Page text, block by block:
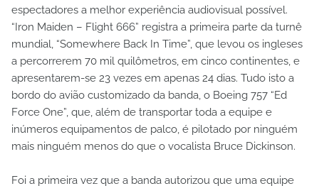
espectadores a melhor experiência audiovisual possível.
“Iron Maiden – Flight 666” registra a primeira parte da turnê
mundial, “Somewhere Back In Time”, que levou os ingleses
a percorrerem 70 mil quilômetros, em cinco continentes, e
apresentarem-se 23 vezes em apenas 24 dias. Tudo isto a
bordo do avião customizado da banda, o Boeing 757 “Ed
Force One”, que, além de transportar toda a equipe e
inúmeros equipamentos de palco, é pilotado por ninguém
mais ninguém menos do que o vocalista Bruce Dickinson.
Foi a primeira vez que a banda autorizou que uma equipe